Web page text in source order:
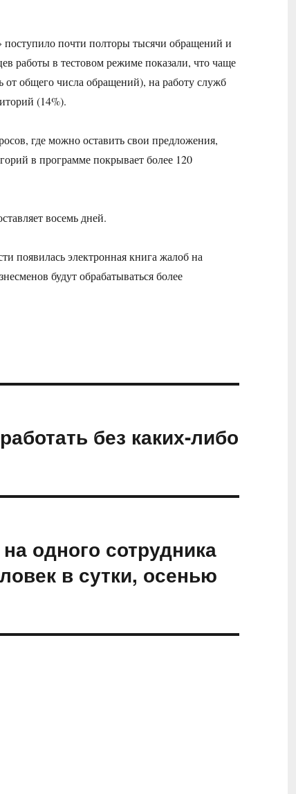
поступило почти полторы тысячи обращений и
работы в тестовом режиме показали, что чаще
общего числа обращений), на работу служб
(14%).
где можно оставить свои предложения,
в программе покрывает более 120
восемь дней.
появилась электронная книга жалоб на
будут обрабатываться более
без каких-либо
одного сотрудника
в сутки, осенью